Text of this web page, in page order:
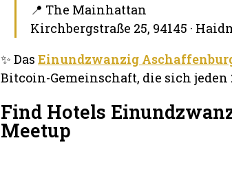
📍 The Mainhattan
Kirchbergstraße 25, 94145 ·
✨ Das Einundzwanzig
Bitcoin-Gemeinschaft, die sich
Find Hotels
Meetup